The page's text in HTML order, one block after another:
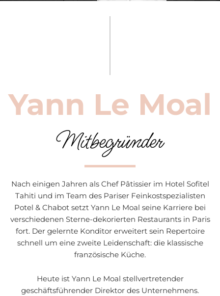
Yann Le Moal
Mitbegründer
Nach einigen Jahren als Chef Pâtissier im Hotel Sofitel
Tahiti und im Team des Pariser Feinkostspezialisten
Potel & Chabot setzt Yann Le Moal seine Karriere bei
verschiedenen Sterne-dekorierten Restaurants in Paris
fort. Der gelernte Konditor erweitert sein Repertoire
schnell um eine zweite Leidenschaft: die klassische
französische Küche.
Heute ist Yann Le Moal stellvertretender
geschäftsführender Direktor des Unternehmens.